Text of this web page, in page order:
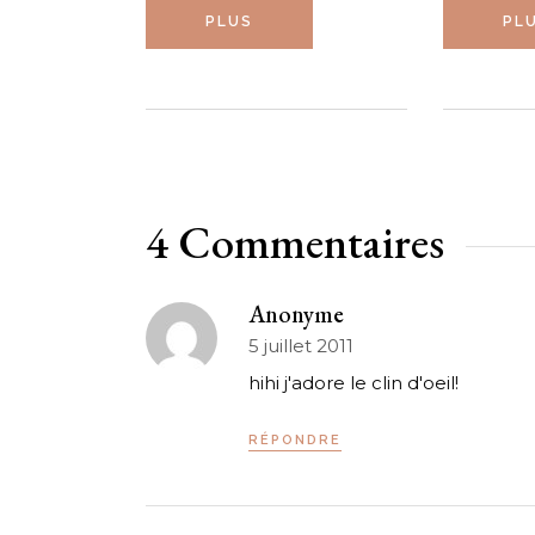
PLUS
4 Commentaires
Anonyme
5 juillet 2011
hihi j'adore le clin d'oeil!
RÉPONDRE